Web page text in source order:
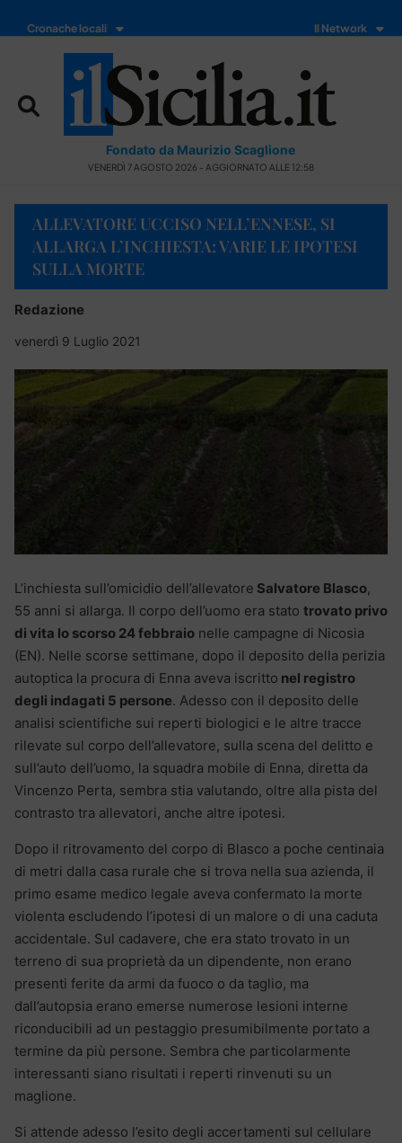
Cronache locali Il Network
Fondato da Maurizio Scaglione
VENERDÌ 7 AGOSTO 2026 - AGGIORNATO ALLE 12:58
ALLEVATORE UCCISO NELL’ENNESE, SI
ALLARGA L’INCHIESTA: VARIE LE IPOTESI
SULLA MORTE
Redazione
venerdì 9 Luglio 2021
L’inchiesta sull’omicidio dell’allevatore Salvatore Blasco,
55 anni si allarga. Il corpo dell’uomo era stato trovato privo
di vita lo scorso 24 febbraio nelle campagne di Nicosia
(EN). Nelle scorse settimane, dopo il deposito della perizia
autoptica la procura di Enna aveva iscritto nel registro
degli indagati 5 persone. Adesso con il deposito delle
analisi scientifiche sui reperti biologici e le altre tracce
rilevate sul corpo dell’allevatore, sulla scena del delitto e
sull’auto dell’uomo, la squadra mobile di Enna, diretta da
Vincenzo Perta, sembra stia valutando, oltre alla pista del
contrasto tra allevatori, anche altre ipotesi.
Dopo il ritrovamento del corpo di Blasco a poche centinaia
di metri dalla casa rurale che si trova nella sua azienda, il
primo esame medico legale aveva confermato la morte
violenta escludendo l’ipotesi di un malore o di una caduta
accidentale. Sul cadavere, che era stato trovato in un
terreno di sua proprietà da un dipendente, non erano
presenti ferite da armi da fuoco o da taglio, ma
dall’autopsia erano emerse numerose lesioni interne
riconducibili ad un pestaggio presumibilmente portato a
termine da più persone. Sembra che particolarmente
interessanti siano risultati i reperti rinvenuti su un
maglione.
Si attende adesso l’esito degli accertamenti sul cellulare